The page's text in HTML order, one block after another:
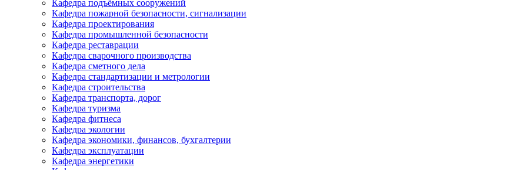
Кафедра подъёмных сооружений
Кафедра пожарной безопасности, сигнализации
Кафедра проектирования
Кафедра промышленной безопасности
Кафедра реставрации
Кафедра сварочного производства
Кафедра сметного дела
Кафедра стандартизации и метрологии
Кафедра строительства
Кафедра транспорта, дорог
Кафедра туризма
Кафедра фитнеса
Кафедра экологии
Кафедра экономики, финансов, бухгалтерии
Кафедра эксплуатации
Кафедра энергетики